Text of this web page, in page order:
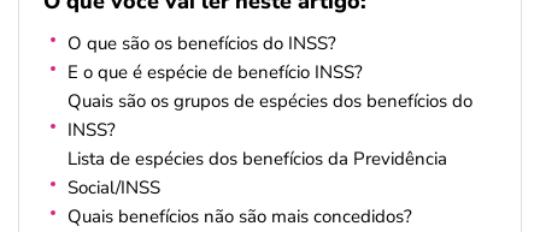
O que são os benefícios do INSS?
E o que é espécie de benefício INSS?
Quais são os grupos de espécies dos benefícios do
INSS?
Lista de espécies dos benefícios da Previdência
Social/INSS
Quais benefícios não são mais concedidos?